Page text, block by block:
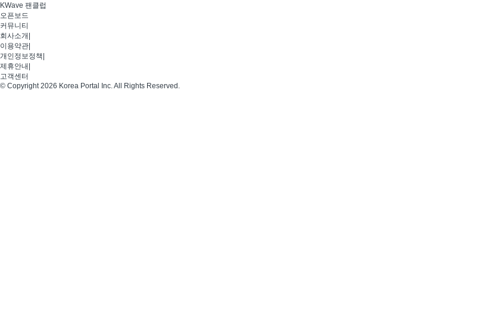
KWave 팬클럽
오픈보드
커뮤니티
회사소개
이용약관
개인정보정책
제휴안내
고객센터
© Copyright 2026 Korea Portal Inc. All Rights Reserved.